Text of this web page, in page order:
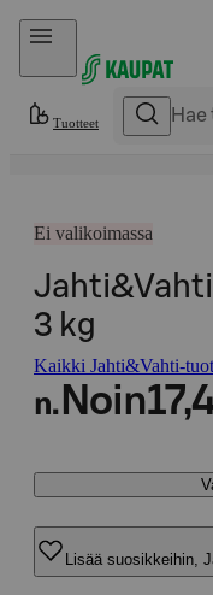
Hyppää sisältöön
Tuotteet
Ei valikoimassa
3 kg
Kaikki Jahti&Vahti-
n. Noin
Lisää suosikkeihin,